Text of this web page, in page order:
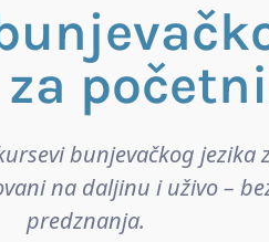
bunjevačkog jezika
na daljinu i uživo –
predznanja.